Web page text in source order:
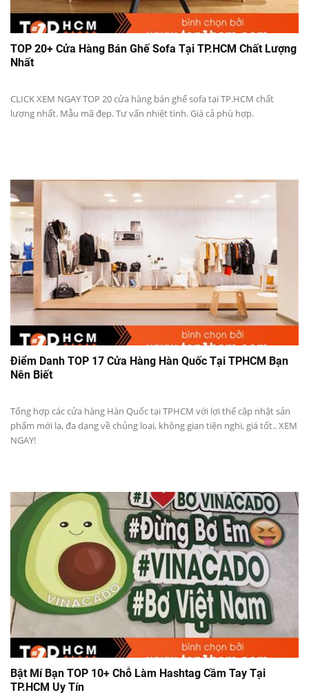
TOP 20+ Cửa Hàng Bán Ghế Sofa Tại TP.HCM Chất Lượng
Nhất
CLICK XEM NGAY TOP 20 cửa hàng bán ghế sofa tại TP.HCM chất
lượng nhất. Mẫu mã đẹp. Tư vấn nhiệt tình. Giá cả phù hợp.
Điểm Danh TOP 17 Cửa Hàng Hàn Quốc Tại TPHCM Bạn
Nên Biết
Tổng hợp các cửa hàng Hàn Quốc tại TPHCM với lợi thế cập nhật sản
phẩm mới lạ, đa dạng về chủng loại, không gian tiện nghi, giá tốt.. XEM
NGAY!
Bật Mí Bạn TOP 10+ Chỗ Làm Hashtag Cầm Tay Tại
TP.HCM Uy Tín